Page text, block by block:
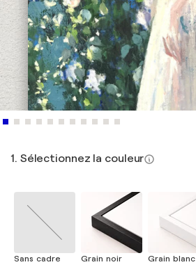
1. Sélectionnez la couleur
Sans cadre
Grain noir
Grain blanc